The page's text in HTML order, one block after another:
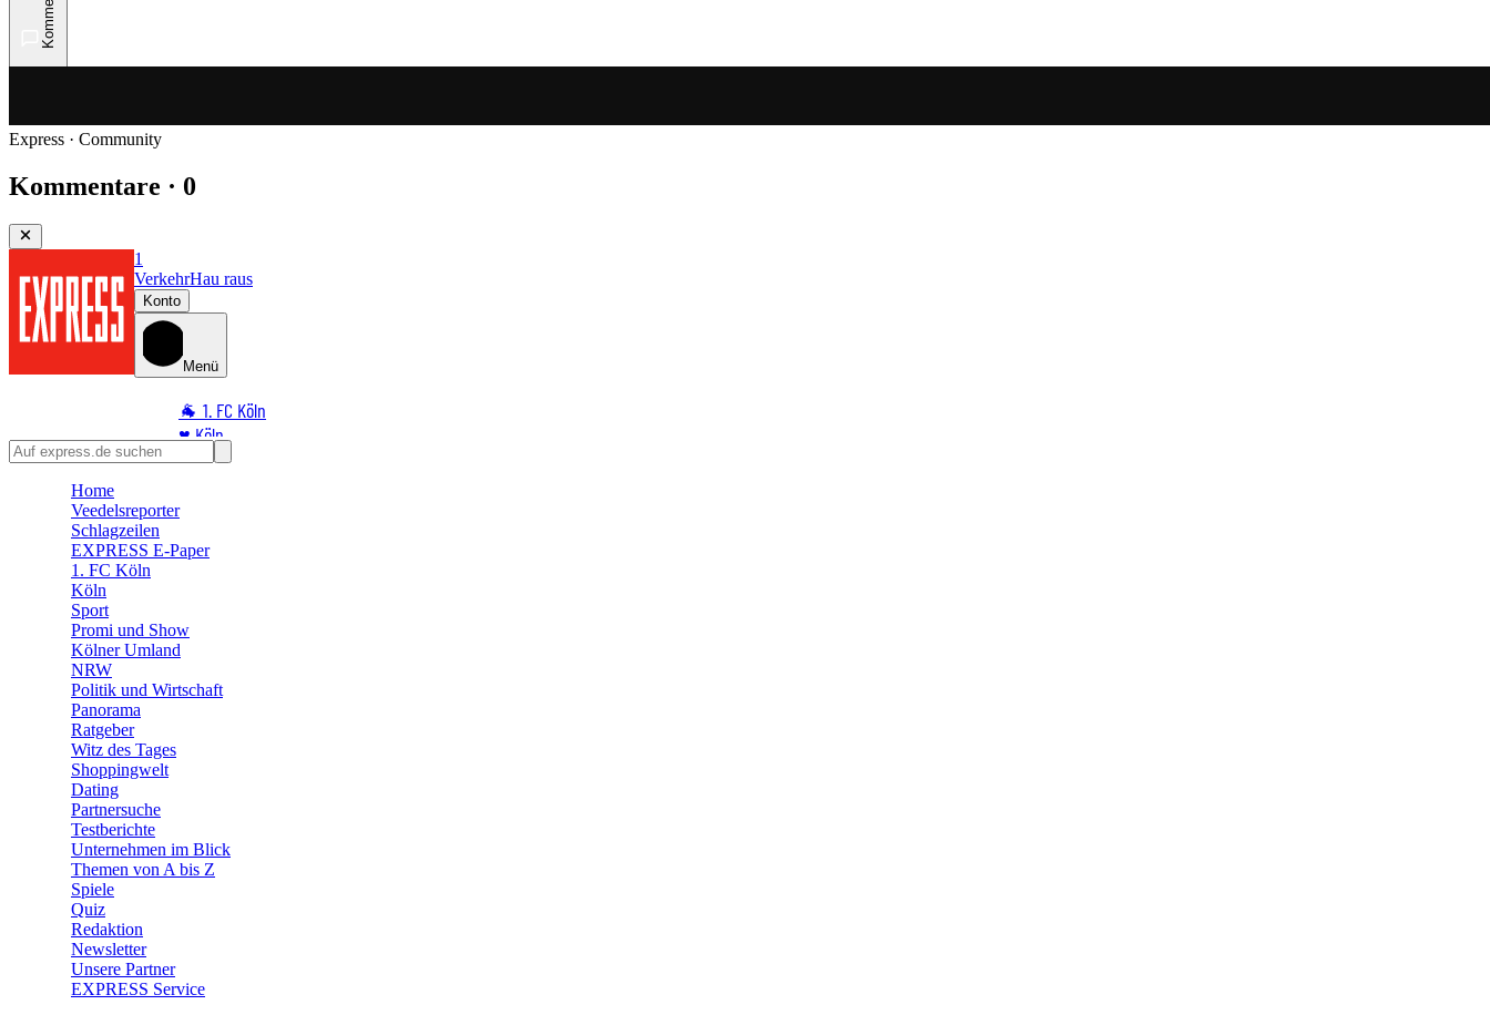
Express · Community
Kommentare · 0
1
VerkehrHau raus
Konto
Menü
🐐 1. FC Köln
♥️ Köln
⭐ Promi
🛒 Shoppingwelt
🧩 Spiele
Home
Veedelsreporter
Schlagzeilen
EXPRESS E-Paper
1. FC Köln
Köln
Sport
Promi und Show
Kölner Umland
NRW
Politik und Wirtschaft
Panorama
Ratgeber
Witz des Tages
Shoppingwelt
Dating
Partnersuche
Testberichte
Unternehmen im Blick
Themen von A bis Z
Spiele
Quiz
Redaktion
Newsletter
Unsere Partner
EXPRESS Service